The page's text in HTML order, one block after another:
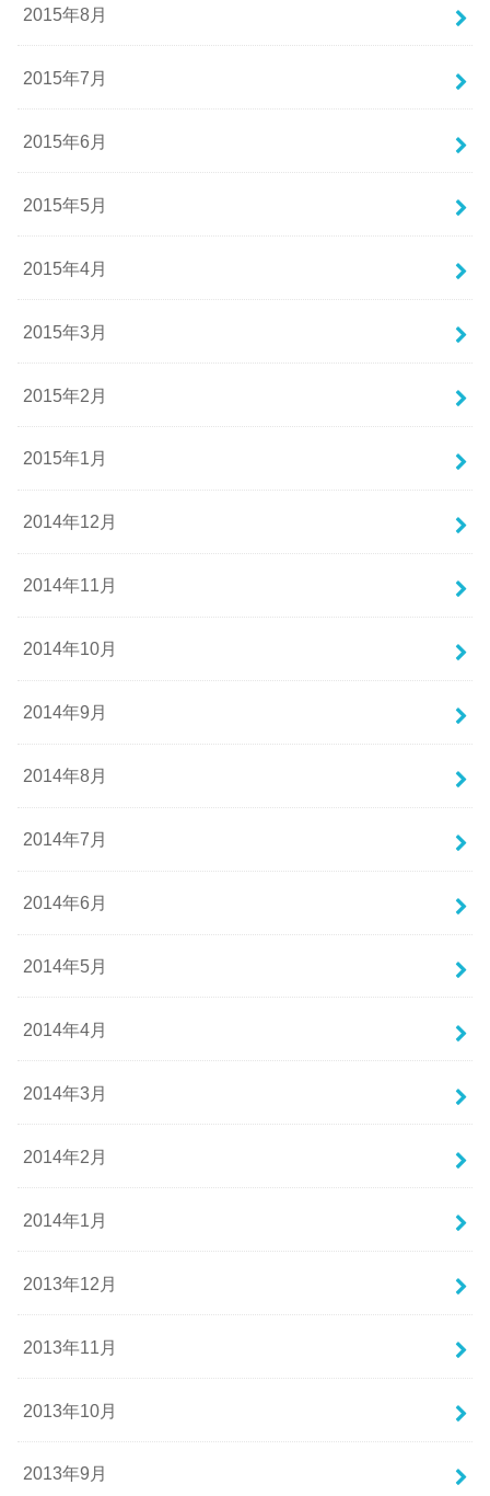
2015年8月
2015年7月
2015年6月
2015年5月
2015年4月
2015年3月
2015年2月
2015年1月
2014年12月
2014年11月
2014年10月
2014年9月
2014年8月
2014年7月
2014年6月
2014年5月
2014年4月
2014年3月
2014年2月
2014年1月
2013年12月
2013年11月
2013年10月
2013年9月